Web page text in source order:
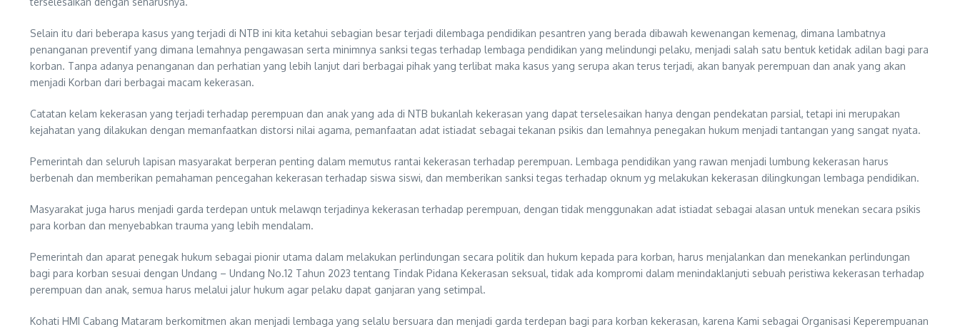
Selain itu dari beberapa kasus yang terjadi di NTB ini kita ketahui sebagian besar terjadi dilembaga pendidikan pesantren yang berada dibawah kewenangan kemenag, dimana lambatnya
penanganan preventif yang dimana lemahnya pengawasan serta minimnya sanksi tegas terhadap lembaga pendidikan yang melindungi pelaku, menjadi salah satu bentuk ketidak adilan bagi para
korban. Tanpa adanya penanganan dan perhatian yang lebih lanjut dari berbagai pihak yang terlibat maka kasus yang serupa akan terus terjadi, akan banyak perempuan dan anak yang akan
menjadi Korban dari berbagai macam kekerasan.
Catatan kelam kekerasan yang terjadi terhadap perempuan dan anak yang ada di NTB bukanlah kekerasan yang dapat terselesaikan hanya dengan pendekatan parsial, tetapi ini merupakan
kejahatan yang dilakukan dengan memanfaatkan distorsi nilai agama, pemanfaatan adat istiadat sebagai tekanan psikis dan lemahnya penegakan hukum menjadi tantangan yang sangat nyata.
Pemerintah dan seluruh lapisan masyarakat berperan penting dalam memutus rantai kekerasan terhadap perempuan. Lembaga pendidikan yang rawan menjadi lumbung kekerasan harus
berbenah dan memberikan pemahaman pencegahan kekerasan terhadap siswa siswi, dan memberikan sanksi tegas terhadap oknum yg melakukan kekerasan dilingkungan lembaga pendidikan.
Masyarakat juga harus menjadi garda terdepan untuk melawqn terjadinya kekerasan terhadap perempuan, dengan tidak menggunakan adat istiadat sebagai alasan untuk menekan secara psikis
para korban dan menyebabkan trauma yang lebih mendalam.
Pemerintah dan aparat penegak hukum sebagai pionir utama dalam melakukan perlindungan secara politik dan hukum kepada para korban, harus menjalankan dan menekankan perlindungan
bagi para korban sesuai dengan Undang – Undang No.12 Tahun 2023 tentang Tindak Pidana Kekerasan seksual, tidak ada kompromi dalam menindaklanjuti sebuah peristiwa kekerasan terhadap
perempuan dan anak, semua harus melalui jalur hukum agar pelaku dapat ganjaran yang setimpal.
Kohati HMI Cabang Mataram berkomitmen akan menjadi lembaga yang selalu bersuara dan menjadi garda terdepan bagi para korban kekerasan, karena Kami sebagai Organisasi Keperempuanan